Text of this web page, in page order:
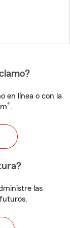
en línea o con la
®.
las